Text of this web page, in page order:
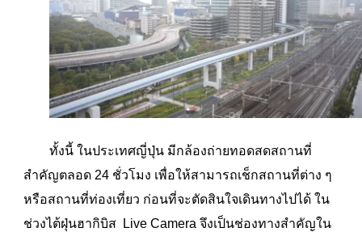
ทั้งนี้ ในประเทศญี่ปุ่น มีกล้องถ่ายทอดสดสถานที่
สำคัญตลอด 24 ชั่วโมง เพื่อให้สามารถเช็กสถานที่ต่าง ๆ
หรือสถานที่ท่องเที่ยว ก่อนที่จะตัดสินใจเดินทางไปได้ ใน
ช่วงไต้ฝุ่นฮากิบิส Live Camera จึงเป็นช่องทางสำคัญใน